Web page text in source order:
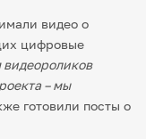
видео о
цифровые
видеороликов
– мы
готовили посты о